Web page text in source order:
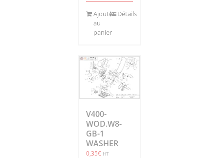
Ajouter
au
panier
Détails
V400-
WOD.W8-
GB-1
WASHER
0,35€ HT